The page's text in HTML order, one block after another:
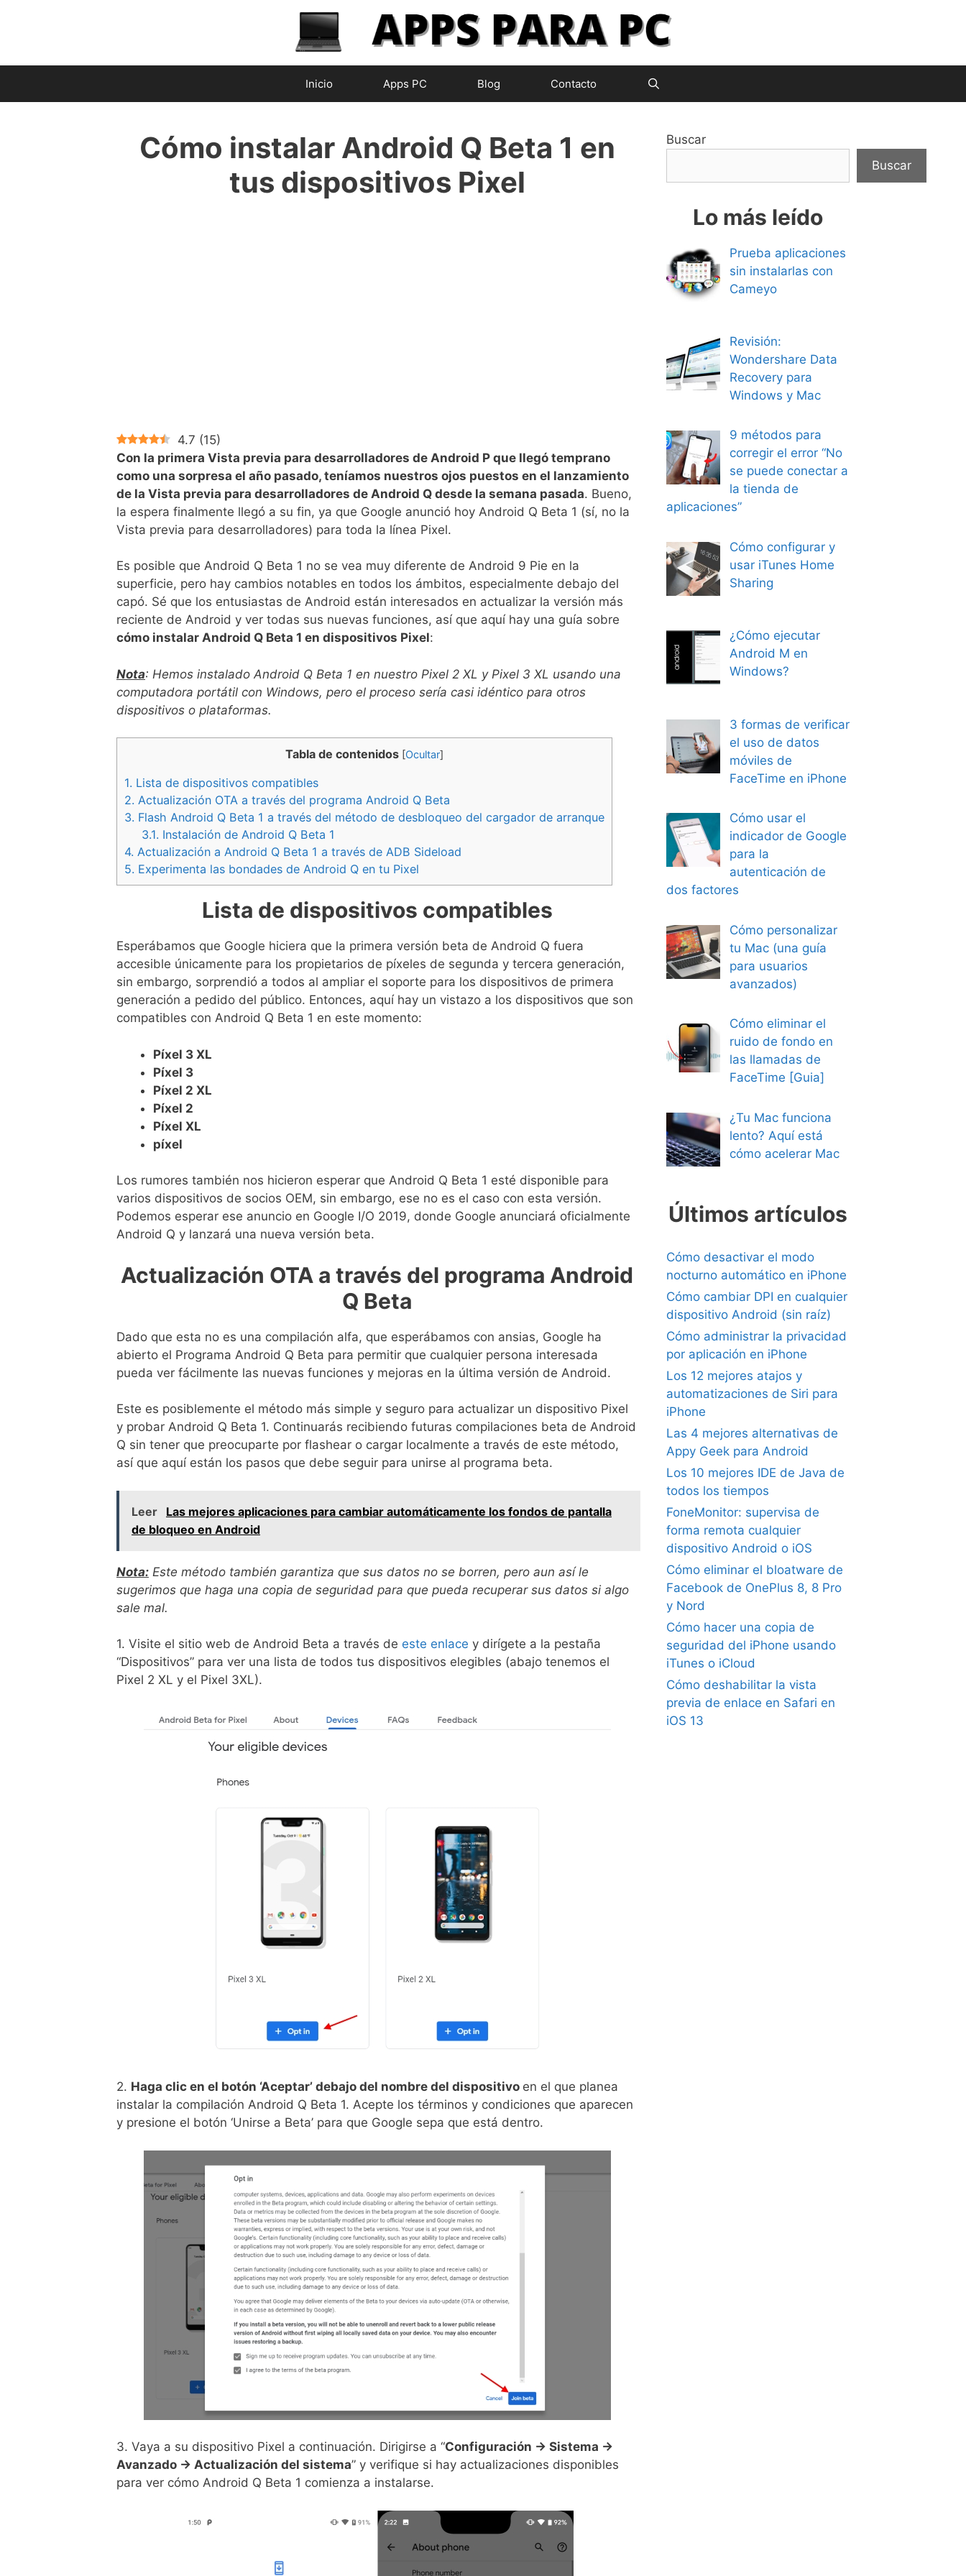
Inicio Apps PC Blog Contacto
Cómo instalar Android Q Beta 1 en
tus dispositivos Pixel
4.7 (15)
Con la primera Vista previa para desarrolladores de Android P que llegó temprano
como una sorpresa el año pasado, teníamos nuestros ojos puestos en el lanzamiento
de la Vista previa para desarrolladores de Android Q desde la semana pasada. Bueno,
la espera finalmente llegó a su fin, ya que Google anunció hoy Android Q Beta 1 (sí, no la
Vista previa para desarrolladores) para toda la línea Pixel.
Es posible que Android Q Beta 1 no se vea muy diferente de Android 9 Pie en la
superficie, pero hay cambios notables en todos los ámbitos, especialmente debajo del
capó. Sé que los entusiastas de Android están interesados ​​en actualizar la versión más
reciente de Android y ver todas sus nuevas funciones, así que aquí hay una guía sobre
cómo instalar Android Q Beta 1 en dispositivos Pixel:
Nota: Hemos instalado Android Q Beta 1 en nuestro Pixel 2 XL y Pixel 3 XL usando una
computadora portátil con Windows, pero el proceso sería casi idéntico para otros
dispositivos o plataformas.
Tabla de contenidos [Ocultar]
1. Lista de dispositivos compatibles
2. Actualización OTA a través del programa Android Q Beta
3. Flash Android Q Beta 1 a través del método de desbloqueo del cargador de arranque
3.1. Instalación de Android Q Beta 1
4. Actualización a Android Q Beta 1 a través de ADB Sideload
5. Experimenta las bondades de Android Q en tu Pixel
Lista de dispositivos compatibles
Esperábamos que Google hiciera que la primera versión beta de Android Q fuera
accesible únicamente para los propietarios de píxeles de segunda y tercera generación,
sin embargo, sorprendió a todos al ampliar el soporte para los dispositivos de primera
generación a pedido del público. Entonces, aquí hay un vistazo a los dispositivos que son
compatibles con Android Q Beta 1 en este momento:
Píxel 3 XL
Píxel 3
Píxel 2 XL
Píxel 2
Píxel XL
píxel
Los rumores también nos hicieron esperar que Android Q Beta 1 esté disponible para
varios dispositivos de socios OEM, sin embargo, ese no es el caso con esta versión.
Podemos esperar ese anuncio en Google I/O 2019, donde Google anunciará oficialmente
Android Q y lanzará una nueva versión beta.
Actualización OTA a través del programa Android
Q Beta
Dado que esta no es una compilación alfa, que esperábamos con ansias, Google ha
abierto el Programa Android Q Beta para permitir que cualquier persona interesada
pueda ver fácilmente las nuevas funciones y mejoras en la última versión de Android.
Este es posiblemente el método más simple y seguro para actualizar un dispositivo Pixel
y probar Android Q Beta 1. Continuarás recibiendo futuras compilaciones beta de Android
Q sin tener que preocuparte por flashear o cargar localmente a través de este método,
así que aquí están los pasos que debe seguir para unirse al programa beta.
Leer
Las mejores aplicaciones para cambiar automáticamente los fondos de pantalla
de bloqueo en Android
Nota: Este método también garantiza que sus datos no se borren, pero aun así le
sugerimos que haga una copia de seguridad para que pueda recuperar sus datos si algo
sale mal.
1. Visite el sitio web de Android Beta a través de este enlace y dirígete a la pestaña
“Dispositivos” para ver una lista de todos tus dispositivos elegibles (abajo tenemos el
Pixel 2 XL y el Pixel 3XL).
2. Haga clic en el botón ‘Aceptar’ debajo del nombre del dispositivo en el que planea
instalar la compilación Android Q Beta 1. Acepte los términos y condiciones que aparecen
y presione el botón ‘Unirse a Beta’ para que Google sepa que está dentro.
3. Vaya a su dispositivo Pixel a continuación. Dirigirse a “Configuración -> Sistema ->
Avanzado -> Actualización del sistema” y verifique si hay actualizaciones disponibles
para ver cómo Android Q Beta 1 comienza a instalarse.
Buscar
Buscar
Lo más leído
Prueba aplicaciones
sin instalarlas con
Cameyo
Revisión:
Wondershare Data
Recovery para
Windows y Mac
9 métodos para
corregir el error “No
se puede conectar a
la tienda de
aplicaciones”
Cómo configurar y
usar iTunes Home
Sharing
¿Cómo ejecutar
Android M en
Windows?
3 formas de verificar
el uso de datos
móviles de
FaceTime en iPhone
Cómo usar el
indicador de Google
para la
autenticación de
dos factores
Cómo personalizar
tu Mac (una guía
para usuarios
avanzados)
Cómo eliminar el
ruido de fondo en
las llamadas de
FaceTime [Guia]
¿Tu Mac funciona
lento? Aquí está
cómo acelerar Mac
Últimos artículos
Cómo desactivar el modo
nocturno automático en iPhone
Cómo cambiar DPI en cualquier
dispositivo Android (sin raíz)
Cómo administrar la privacidad
por aplicación en iPhone
Los 12 mejores atajos y
automatizaciones de Siri para
iPhone
Las 4 mejores alternativas de
Appy Geek para Android
Los 10 mejores IDE de Java de
todos los tiempos
FoneMonitor: supervisa de
forma remota cualquier
dispositivo Android o iOS
Cómo eliminar el bloatware de
Facebook de OnePlus 8, 8 Pro
y Nord
Cómo hacer una copia de
seguridad del iPhone usando
iTunes o iCloud
Cómo deshabilitar la vista
previa de enlace en Safari en
iOS 13